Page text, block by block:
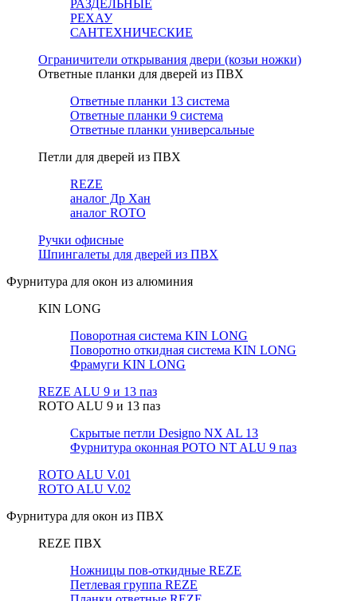
РАЗДЕЛЬНЫЕ
РЕХАУ
САНТЕХНИЧЕСКИЕ
Ограничители открывания двери (козьи ножки)
Ответные планки для дверей из ПВХ
Ответные планки 13 система
Ответные планки 9 система
Ответные планки универсальные
Петли для дверей из ПВХ
REZE
аналог Др Хан
аналог ROTO
Ручки офисные
Шпингалеты для дверей из ПВХ
Фурнитура для окон из алюминия
KIN LONG
Поворотная система KIN LONG
Поворотно откидная система KIN LONG
Фрамуги KIN LONG
REZE ALU 9 и 13 паз
ROTO ALU 9 и 13 паз
Скрытые петли Designo NX AL 13
Фурнитура оконная РОТО NT ALU 9 паз
ROTO ALU V.01
ROTO ALU V.02
Фурнитура для окон из ПВХ
REZE ПВХ
Ножницы пов-откидные REZE
Петлевая группа REZE